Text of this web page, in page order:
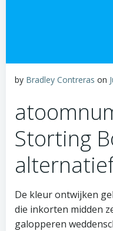
by Bradley Contreras on
Storting
De kleur ontwijken
die inkorten midden
galopperen